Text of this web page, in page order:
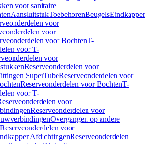
voor sanitaire
AansluitstukToebehorenBeugels
voor
voor
voor BochtenT-
voor T-
voor
Reserveonderdelen voor
SuperTubeReserveonderdelen voor
Reserveonderdelen voor BochtenT-
voor T-
voor
Reserveonderdelen voor
Overgangen op andere
Reserveonderdelen voor
AfdichtingenReserveonderdelen